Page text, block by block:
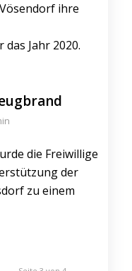
ihre
Jahr 2020.
die Freiwillige
der
zu einem